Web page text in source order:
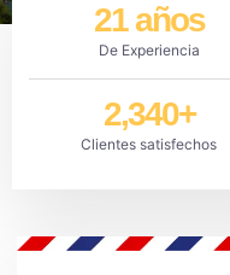
De Experiencia
21 años
Clientes satisfechos
2,340+